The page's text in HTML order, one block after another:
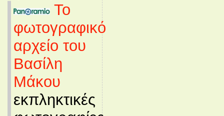
Το
φωτογραφικό
αρχείο του
Βασίλη
Μάκου
εκπληκτικές